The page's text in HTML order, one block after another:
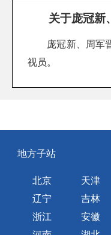
关于庞冠新
庞冠新、周军
视员。
地方子站
北京 天津
辽宁
吉林
浙江
安徽